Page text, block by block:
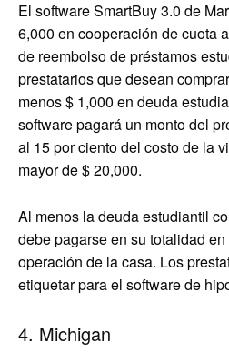
El software SmartBuy 3.0 de
6,000 en cooperación de cuota
de reembolso de préstamos
prestatarios que desean
menos $ 1,000 en deuda
software pagará un monto del
al 15 por ciento del costo de la
mayor de $ 20,000.
Al menos la deuda estudiantil
debe pagarse en su totalidad
operación de la casa. Los
etiquetar para el software de
4. Michigan